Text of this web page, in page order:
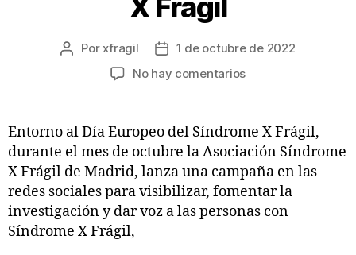
X Frágil
Porxfragil
1 de octubre de 2022
No hay comentarios
Entorno al Día Europeo del Síndrome X Frágil,
durante el mes de octubre la Asociación Síndrome
X Frágil de Madrid, lanza una campaña en las
redes sociales para visibilizar, fomentar la
investigación y dar voz a las personas con
Síndrome X Frágil,